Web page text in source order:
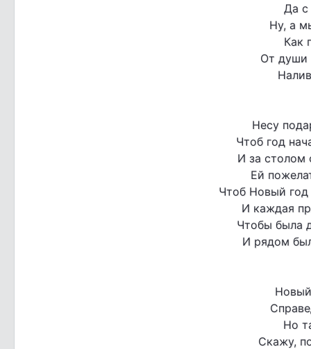
Да с
Ну, а
Как
От души
Несу
Чтоб год
И за столом
Ей
Чтоб Новый год
И каждая
Чтобы была
И рядом
Новый
Но
Скажу,